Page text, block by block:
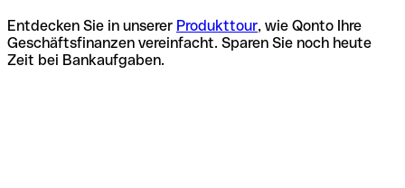
Entdecken Sie in unserer Produkttour, wie Qonto Ihre
Geschäftsfinanzen vereinfacht. Sparen Sie noch heute
Zeit bei Bankaufgaben.